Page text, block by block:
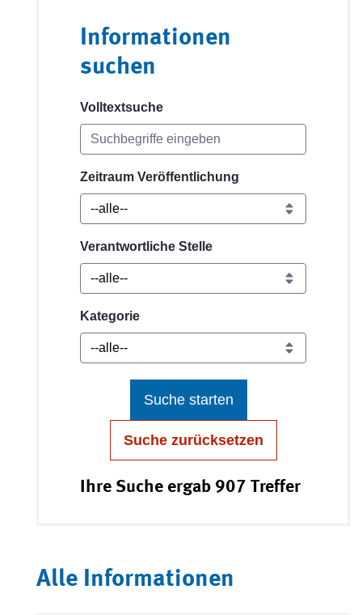
Informationen
suchen
Volltextsuche
Zeitraum Veröffentlichung
Verantwortliche Stelle
Kategorie
Suche starten
Suche zurücksetzen
Ihre Suche ergab 907 Treffer
Alle Informationen